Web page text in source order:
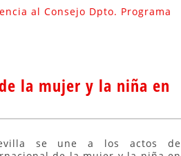
al Consejo Dpto. Programa
la mujer y la niña en
se une a los actos de